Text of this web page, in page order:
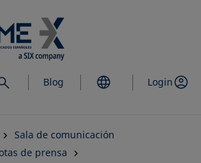
al
contenido
principal
Blog Login
Sala de comunicación
de prensa